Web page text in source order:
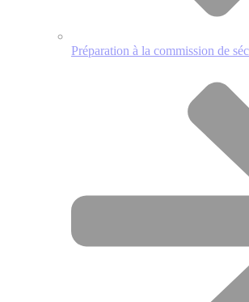
Préparation à la commission de